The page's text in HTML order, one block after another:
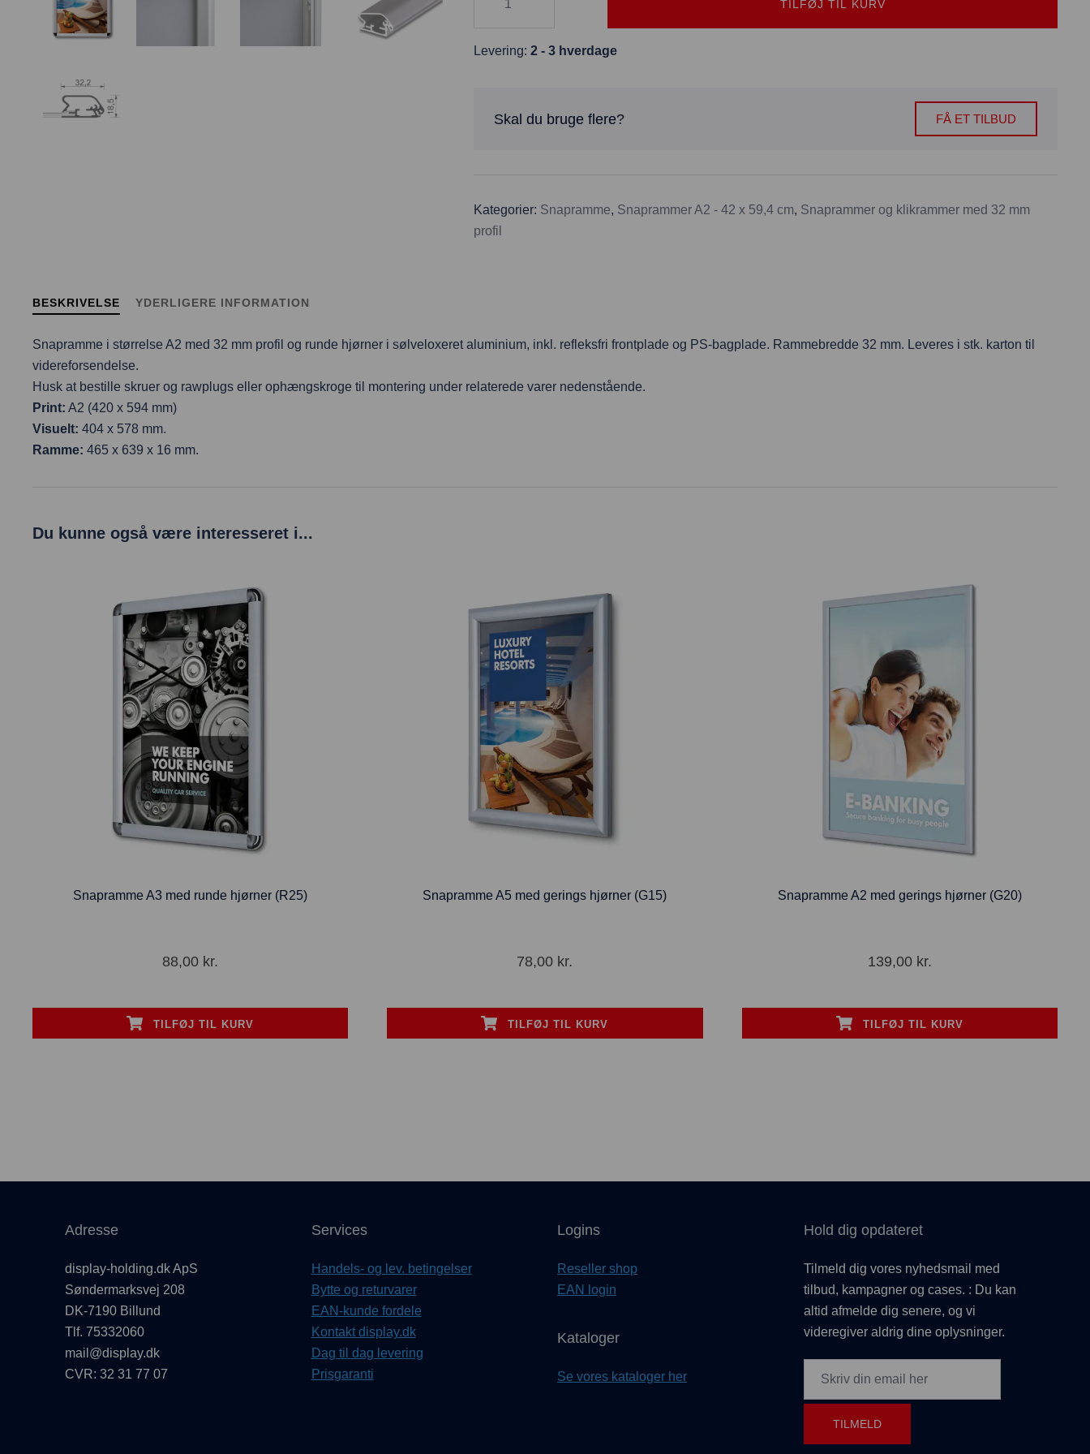
TILFØJ TIL KURV
Levering: 2 - 3 hverdage
Skal du bruge flere? FÅ ET TILBUD
Kategorier: Snapramme, Snaprammer A2 - 42 x 59,4 cm, Snaprammer og klikrammer med 32 mm
profil
BESKRIVELSE YDERLIGERE INFORMATION
Snapramme i størrelse A2 med 32 mm profil og runde hjørner i sølveloxeret aluminium, inkl. refleksfri frontplade og PS-bagplade. Rammebredde 32 mm. Leveres i stk. karton til
videreforsendelse.
Husk at bestille skruer og rawplugs eller ophængskroge til montering under relaterede varer nedenstående.
Print: A2 (420 x 594 mm)
Visuelt: 404 x 578 mm.
Ramme: 465 x 639 x 16 mm.
Du kunne også være interesseret i...
Snapramme A3 med runde hjørner (R25)
88,00 kr.
TILFØJ TIL KURV
Snapramme A5 med gerings hjørner (G15)
78,00 kr.
TILFØJ TIL KURV
Snapramme A2 med gerings hjørner (G20)
139,00 kr.
TILFØJ TIL KURV
Adresse
display-holding.dk ApS
Søndermarksvej 208
DK-7190 Billund
Tlf. 75332060
mail@display.dk
CVR: 32 31 77 07
Services
Handels- og lev. betingelser
Bytte og returvarer
EAN-kunde fordele
Kontakt display.dk
Dag til dag levering
Prisgaranti
Logins
Reseller shop
EAN login
Kataloger
Se vores kataloger her
Hold dig opdateret
Tilmeld dig vores nyhedsmail med
tilbud, kampagner og cases. : Du kan
altid afmelde dig senere, og vi
videregiver aldrig dine oplysninger.
TILMELD